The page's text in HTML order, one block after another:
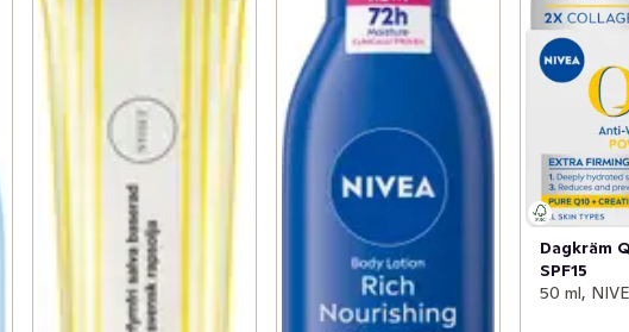
Dagkräm
SPF15
50 ml,